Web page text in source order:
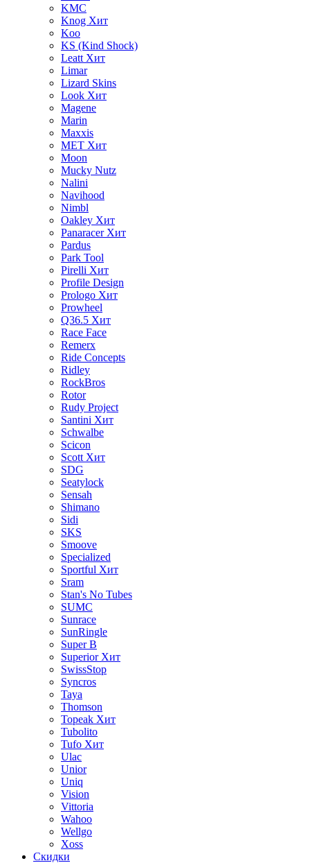
KMC
Knog Хит
Koo
KS (Kind Shock)
Leatt Хит
Limar
Lizard Skins
Look Хит
Magene
Marin
Maxxis
MET Хит
Moon
Mucky Nutz
Nalini
Navihood
Nimbl
Oakley Хит
Panaracer Хит
Pardus
Park Tool
Pirelli Хит
Profile Design
Prologo Хит
Prowheel
Q36.5 Хит
Race Face
Remerx
Ride Concepts
Ridley
RockBros
Rotor
Rudy Project
Santini Хит
Schwalbe
Scicon
Scott Хит
SDG
Seatylock
Sensah
Shimano
Sidi
SKS
Smoove
Specialized
Sportful Хит
Sram
Stan's No Tubes
SUMC
Sunrace
SunRingle
Super B
Superior Хит
SwissStop
Syncros
Taya
Thomson
Topeak Хит
Tubolito
Tufo Хит
Ulac
Unior
Uniq
Vision
Vittoria
Wahoo
Wellgo
Xoss
Скидки